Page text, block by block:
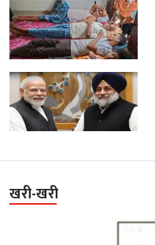
खरी-खरी